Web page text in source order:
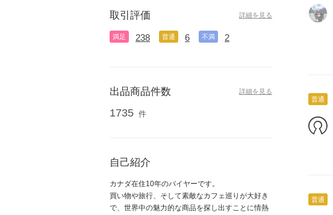
取引評価 詳細を見る
満足 238 普通 6 不満 2
出品商品件数 詳細を見る
1735 件
自己紹介
カナダ在住10年のバイヤーです。
買い物や旅行、そして素敵なカフェ巡りが大好き
で、世界中の魅力的な商品を探し出すことに情熱
普通
普通